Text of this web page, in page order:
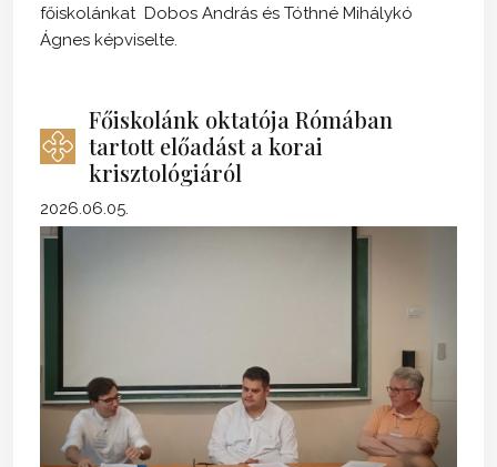
főiskolánkat Dobos András és Tóthné Mihálykó
Ágnes képviselte.
Főiskolánk oktatója Rómában
tartott előadást a korai
krisztológiáról
2026.06.05.